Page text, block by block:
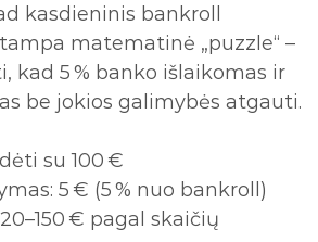
kasdieninis bankroll
matematinė „puzzle“ –
kad 5 % banko išlaikomas ir
be jokios galimybės atgauti.
su 100 €
5 € (5 % nuo bankroll)
€ pagal skaičių